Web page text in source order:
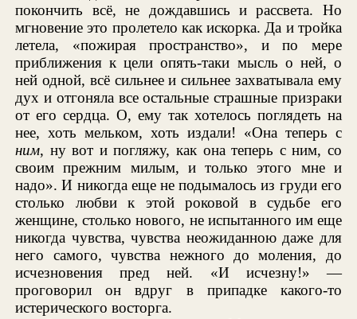
покончить всё, не дождавшись и рассвета. Но
мгновение это пролетело как искорка. Да и тройка
летела, «пожирая пространство», и по мере
приближения к цели опять-таки мысль о ней, о
ней одной, всё сильнее и сильнее захватывала ему
дух и отгоняла все остальные страшные призраки
от его сердца. О, ему так хотелось поглядеть на
нее, хоть мельком, хоть издали! «Она теперь с
ним, ну вот и погляжу, как она теперь с ним, со
своим прежним милым, и только этого мне и
надо». И никогда еще не подымалось из груди его
столько любви к этой роковой в судьбе его
женщине, столько нового, не испытанного им еще
никогда чувства, чувства неожиданною даже для
него самого, чувства нежного до моления, до
исчезновения пред ней. «И исчезну!» —
проговорил он вдруг в припадке какого-то
истерического восторга.